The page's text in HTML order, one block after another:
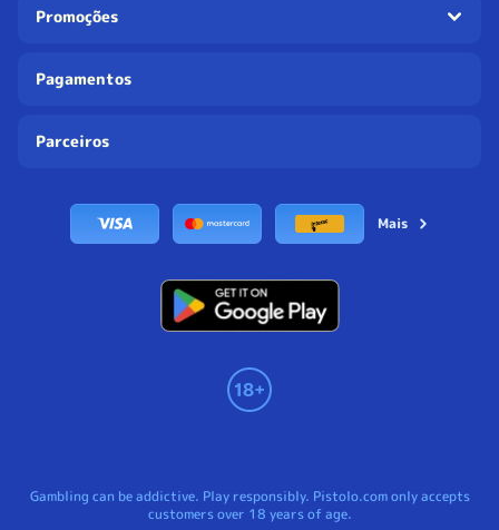
Promoções
Pagamentos
Parceiros
Mais
Gambling can be addictive. Play responsibly. Pistolo.com only accepts
customers over 18 years of age.